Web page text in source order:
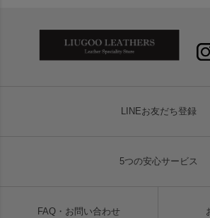
LINEお友だち登録
5つの安心サービス
FAQ・お問い合わせ